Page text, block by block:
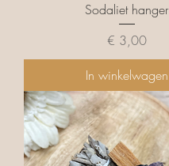
Sodaliet hanger
Prijs
€ 3,00
In winkelwagen